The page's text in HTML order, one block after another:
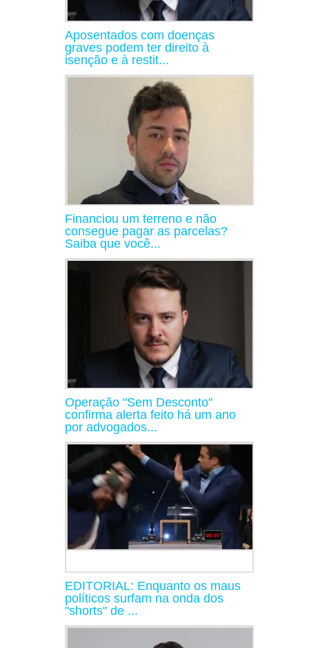
Aposentados com doenças
graves podem ter direito à
isenção e à restit...
Financiou um terreno e não
consegue pagar as parcelas?
Saiba que você...
Operação "Sem Desconto"
confirma alerta feito há um ano
por advogados...
EDITORIAL: Enquanto os maus
políticos surfam na onda dos
"shorts" de ...